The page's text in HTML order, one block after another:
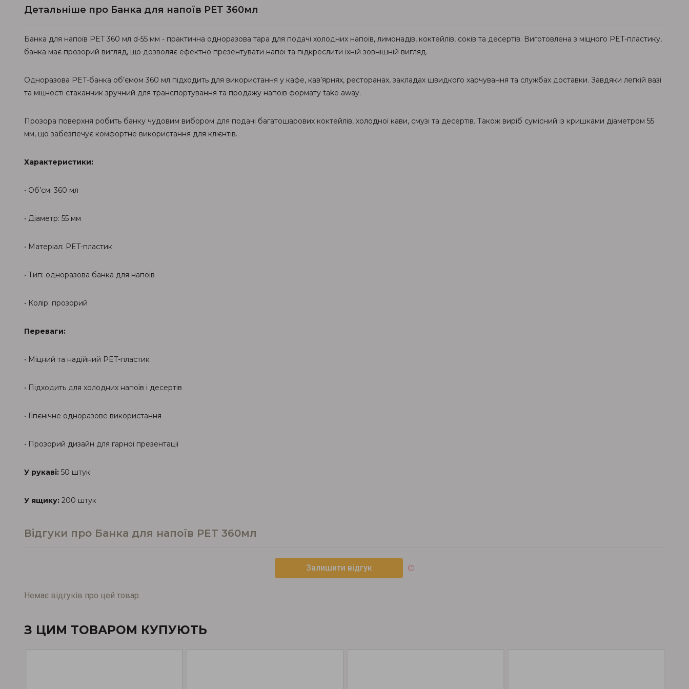
Детальніше про Банка для напоїв PET 360мл
Банка для напоїв PET 360 мл d-55 мм - практична одноразова тара для подачі холодних напоїв, лимонадів, коктейлів, соків та десертів. Виготовлена з міцного PET-пластику,
банка має прозорий вигляд, що дозволяє ефектно презентувати напої та підкреслити їхній зовнішній вигляд.
Одноразова PET-банка об’ємом 360 мл підходить для використання у кафе, кав’ярнях, ресторанах, закладах швидкого харчування та службах доставки. Завдяки легкій вазі
та міцності стаканчик зручний для транспортування та продажу напоїв формату take away.
Прозора поверхня робить банку чудовим вибором для подачі багатошарових коктейлів, холодної кави, смузі та десертів. Також виріб сумісний із кришками діаметром 55
мм, що забезпечує комфортне використання для клієнтів.
Характеристики:
• Об’єм: 360 мл
• Діаметр: 55 мм
• Матеріал: PET-пластик
• Тип: одноразова банка для напоїв
• Колір: прозорий
Переваги:
• Міцний та надійний PET-пластик
• Підходить для холодних напоїв і десертів
• Гігієнічне одноразове використання
• Прозорий дизайн для гарної презентації
У рукаві: 50 штук
У ящику: 200 штук
Відгуки про Банка для напоїв PET 360мл
Залишити відгук
Немає відгуків про цей товар.
З ЦИМ ТОВАРОМ КУПУЮТЬ